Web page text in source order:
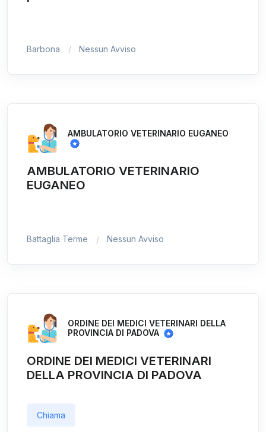
Barbona Nessun Avviso
AMBULATORIO VETERINARIO EUGANEO
AMBULATORIO VETERINARIO
EUGANEO
Battaglia Terme Nessun Avviso
ORDINE DEI MEDICI VETERINARI DELLA
PROVINCIA DI PADOVA
ORDINE DEI MEDICI VETERINARI
DELLA PROVINCIA DI PADOVA
Chiama